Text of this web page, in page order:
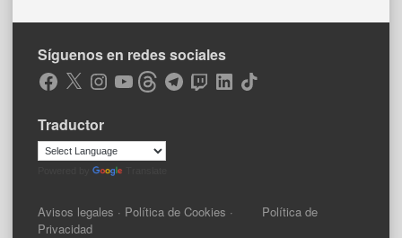
Síguenos en redes sociales
Facebook
X Instagram
YouTubeThreadsTelegramTwitchLinkedIn
TikTok
Traductor
Avisos legales · Política de Cookies · Política de
Privacidad